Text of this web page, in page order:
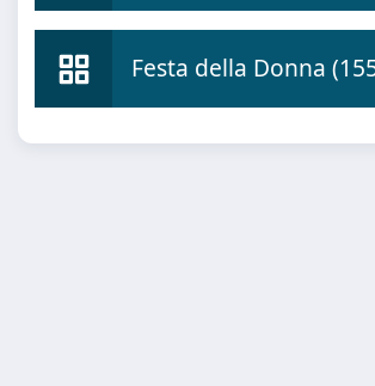
Festa della Donna